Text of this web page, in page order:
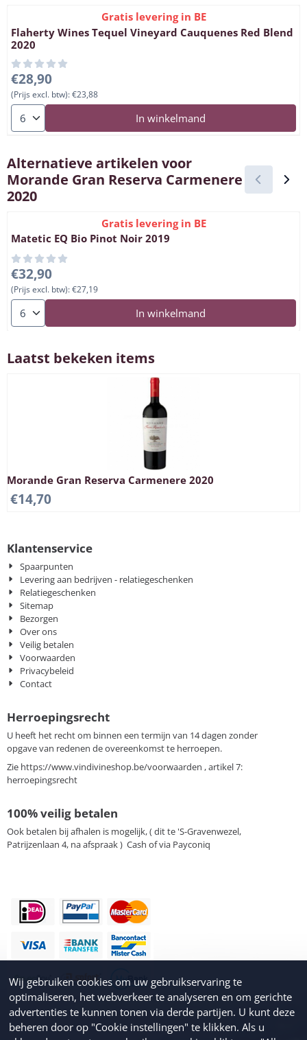
Gratis levering in BE
Flaherty Wines Tequel Vineyard Cauquenes Red Blend
2020
Prijs: 28,90, exclusief btw: 23,88
€28,90
(Prijs excl. btw):€23,88
Aantal kiezen voor Flaherty Wines Tequel Vineyard
In winkelmand
Alternatieve artikelen voor
Morande Gran Reserva Carmenere
2020
Gratis levering in BE
Matetic EQ Bio Pinot Noir 2019
Prijs: 32,90, exclusief btw: 27,19
€32,90
(Prijs excl. btw):€27,19
Aantal kiezen voor Matetic EQ Bio Pinot Noir 2019
In winkelmand
Laatst bekeken items
Morande Gran Reserva Carmenere 2020
€14,70
Klantenservice
Spaarpunten
Levering aan bedrijven - relatiegeschenken
Relatiegeschenken
Sitemap
Bezorgen
Over ons
Veilig betalen
Voorwaarden
Privacybeleid
Contact
Herroepingsrecht
U heeft het recht om binnen een termijn van 14 dagen zonder
opgave van redenen de overeenkomst te herroepen.
Zie https://www.vindivineshop.be/voorwaarden , artikel 7:
herroepingsrecht
100% veilig betalen
Ook betalen bij afhalen is mogelijk, ( dit te 'S-Gravenwezel,
Patrijzenlaan 4, na afspraak ) Cash of via Payconiq
Wij gebruiken cookies om uw gebruikservaring te
optimaliseren, het webverkeer te analyseren en om gerichte
advertenties te kunnen tonen via derde partijen. U kunt deze
beheren door op "Cookie instellingen" te klikken. Als u